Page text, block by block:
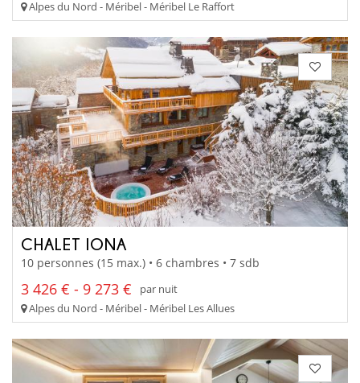
Alpes du Nord - Méribel - Méribel Le Raffort
CHALET IONA
10 personnes (15 max.) • 6 chambres • 7 sdb
3 426 € - 9 273 €
par nuit
Alpes du Nord - Méribel - Méribel Les Allues